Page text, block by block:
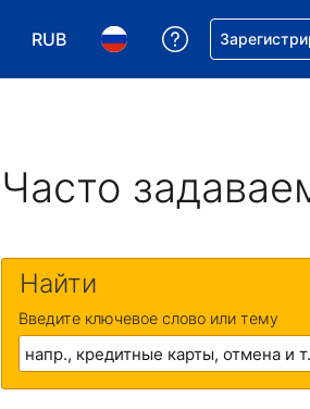
RUB
Выберите валюту. Текущая
Выберите язык.
Получите
Часто
Найти
Введите ключевое слово или тему